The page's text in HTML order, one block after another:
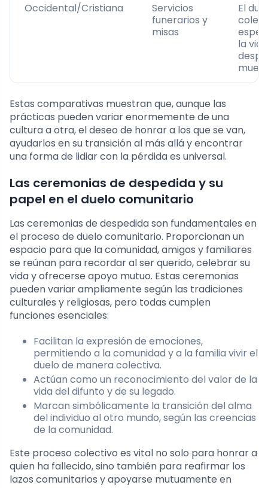
Occidental/Cristiana
Servicios
funerarios y
misas
El
la vida
Estas comparativas muestran que, aunque las
prácticas pueden variar enormemente de una
cultura a otra, el deseo de honrar a los que se van,
ayudarlos en su transición al más allá y encontrar
una forma de lidiar con la pérdida es universal.
Las ceremonias de despedida y su
papel en el duelo comunitario
Las ceremonias de despedida son fundamentales en
el proceso de duelo comunitario. Proporcionan un
espacio para que la comunidad, amigos y familiares
se reúnan para recordar al ser querido, celebrar su
vida y ofrecerse apoyo mutuo. Estas ceremonias
pueden variar ampliamente según las tradiciones
culturales y religiosas, pero todas cumplen
funciones esenciales:
Facilitan la expresión de emociones,
permitiendo a la comunidad y a la familia vivir el
duelo de manera colectiva.
Actúan como un reconocimiento del valor de la
vida del difunto y de su legado.
Marcan simbólicamente la transición del alma
del individuo al otro mundo, según las creencias
de la comunidad.
Este proceso colectivo es vital no solo para honrar a
quien ha fallecido, sino también para reafirmar los
lazos comunitarios y apoyarse mutuamente en